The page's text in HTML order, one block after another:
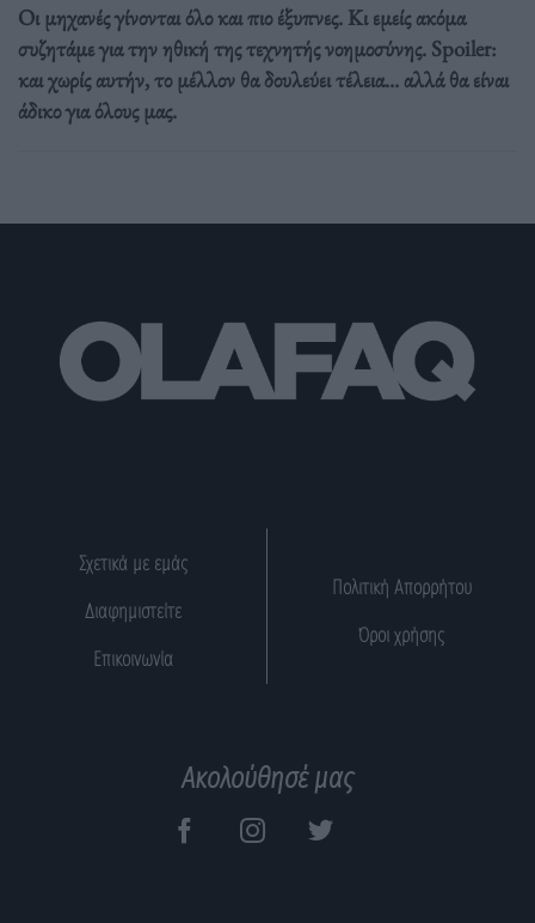
Οι μηχανές γίνονται όλο και πιο έξυπνες. Κι εμείς ακόμα
συζητάμε για την ηθική της τεχνητής νοημοσύνης. Spoiler:
και χωρίς αυτήν, το μέλλον θα δουλεύει τέλεια... αλλά θα είναι
άδικο για όλους μας.
Σχετικά με εμάς
Διαφημιστείτε
Επικοινωνία
Πολιτική Απορρήτου
Όροι χρήσης
Ακολούθησέ μας